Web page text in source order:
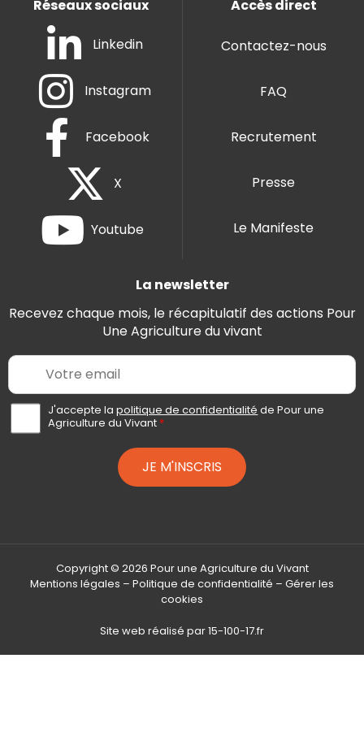
Réseaux sociaux
Linkedin
Instagram
Facebook
X
Youtube
Accès direct
Contactez-nous
FAQ
Recrutement
Presse
Le Manifeste
La newsletter
Recevez chaque mois, le récapitulatif des actions Pour
Une Agriculture du vivant
E
a
A
c
J'accepte lapolitique de confidentialité de Pour une
Agriculture du Vivant *
JE M'INSCRIS
Copyright © 2026 Pour une Agriculture du Vivant
Mentions légales – Politique de confidentialité – Gérer les
cookies
Site web réalisé par15-100-17.fr